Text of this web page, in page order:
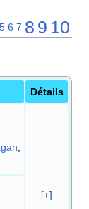
5 6 7 8 9 10
Détails
[+]